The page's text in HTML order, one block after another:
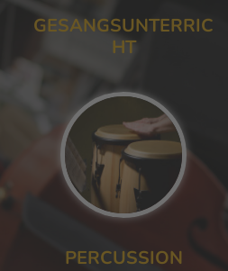
GESANGSUNTERRIC
HT
PERCUSSION